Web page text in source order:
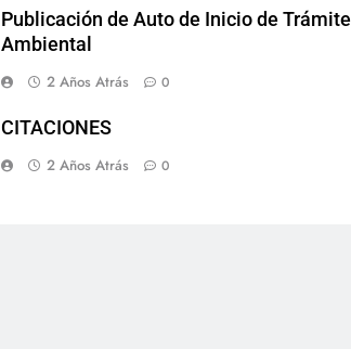
Publicación de Auto de Inicio de Trámite
Ambiental
2 Años Atrás 0
CITACIONES
2 Años Atrás 0